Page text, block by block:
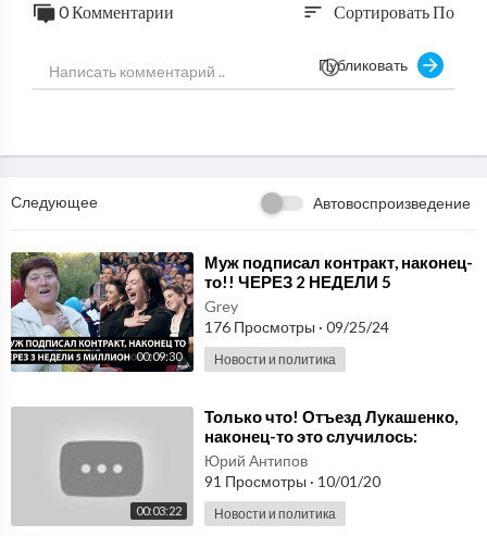
0 Комментарии sort Сортировать По
Публиковать
Следующее Автовоспроизведение
00:09:30
⁣Муж подписал контракт, наконец-
то!! ЧЕРЕЗ 2 НЕДЕЛИ 5
МИЛЛИОНОВ МОИ
Grey
176 Просмотры · 09/25/24
Новости и политика
00:03:22
⁣Только что! Отъезд Лукашенко,
наконец-то это случилось:
отпустил любимую. Беларусь,
пляши. Победили
Юрий Антипов
91 Просмотры · 10/01/20
Новости и политика